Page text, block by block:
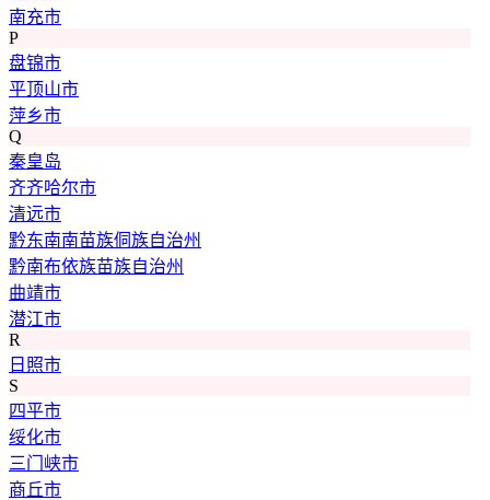
南充市
P
盘锦市
平顶山市
萍乡市
Q
秦皇岛
齐齐哈尔市
清远市
黔东南南苗族侗族自治州
黔南布依族苗族自治州
曲靖市
潜江市
R
日照市
S
四平市
绥化市
三门峡市
商丘市